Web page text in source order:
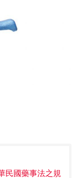
民國藥事法之規